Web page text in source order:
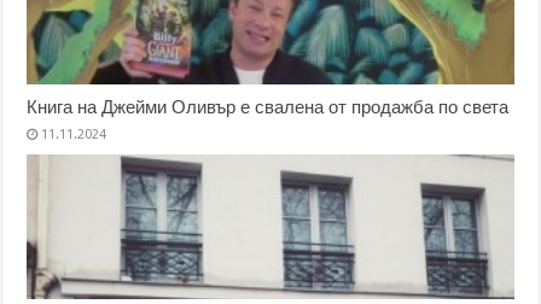
Книга на Джейми Оливър е свалена от продажба по света
11.11.2024